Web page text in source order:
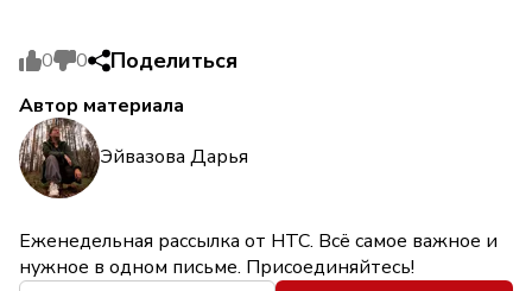
0 0 Поделиться
Автор материала
Эйвазова Дарья
Еженедельная рассылка от НТС. Всё самое важное и
нужное в одном письме. Присоединяйтесь!